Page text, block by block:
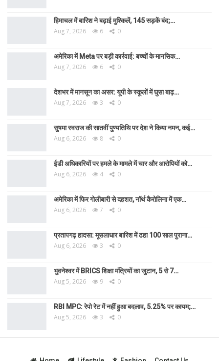
हिमाचल में बारिश ने बढ़ाई मुश्किलें, 145 सड़कें बंद;…
Aug 7, 2026 6 0
अमेरिका में Meta पर बड़ी कार्रवाई: बच्चों के मानसिक…
Aug 7, 2026 6 0
देशभर में मानसून का असर: यूपी के स्कूलों में घुसा बाढ़…
Aug 7, 2026 3 0
सुषमा स्वराज की सातवीं पुण्यतिथि पर देश ने किया नमन, कई…
Aug 6, 2026 8 0
ईडी अधिकारियों पर हमले के मामले में चार और आरोपियों को…
Aug 6, 2026 4 0
अमेरिका में फिर गोलीबारी से दहशत, नॉर्थ कैरोलिना में एक…
Aug 6, 2026 7 0
प्रतापगढ़ हादसा: मूसलाधार बारिश में ढहा 100 साल पुराना…
Aug 6, 2026 3 0
भुवनेश्वर में BRICS शिक्षा मंत्रियों का जुटान, 5 से 7…
Aug 5, 2026 9 0
RBI MPC: रेपो रेट में नहीं हुआ बदलाव, 5.25% पर कायम;…
Aug 5, 2026 3 0